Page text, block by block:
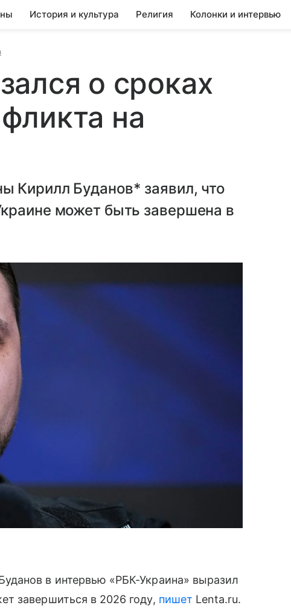
История и культура Религия Колонки и интервью
о сроках
на
Кирилл Буданов* заявил, что
может быть завершена в
в интервью «РБК-Украина» выразил
завершиться в 2026 году, пишет Lenta.ru.